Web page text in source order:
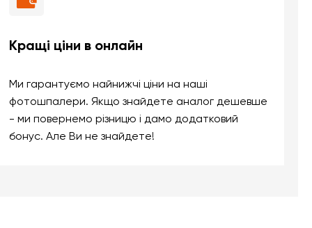
Кращі ціни в онлайн
Ми гарантуємо найнижчі ціни на наші
фотошпалери. Якщо знайдете аналог дешевше
- ми повернемо різницю і дамо додатковий
бонус. Але Ви не знайдете!